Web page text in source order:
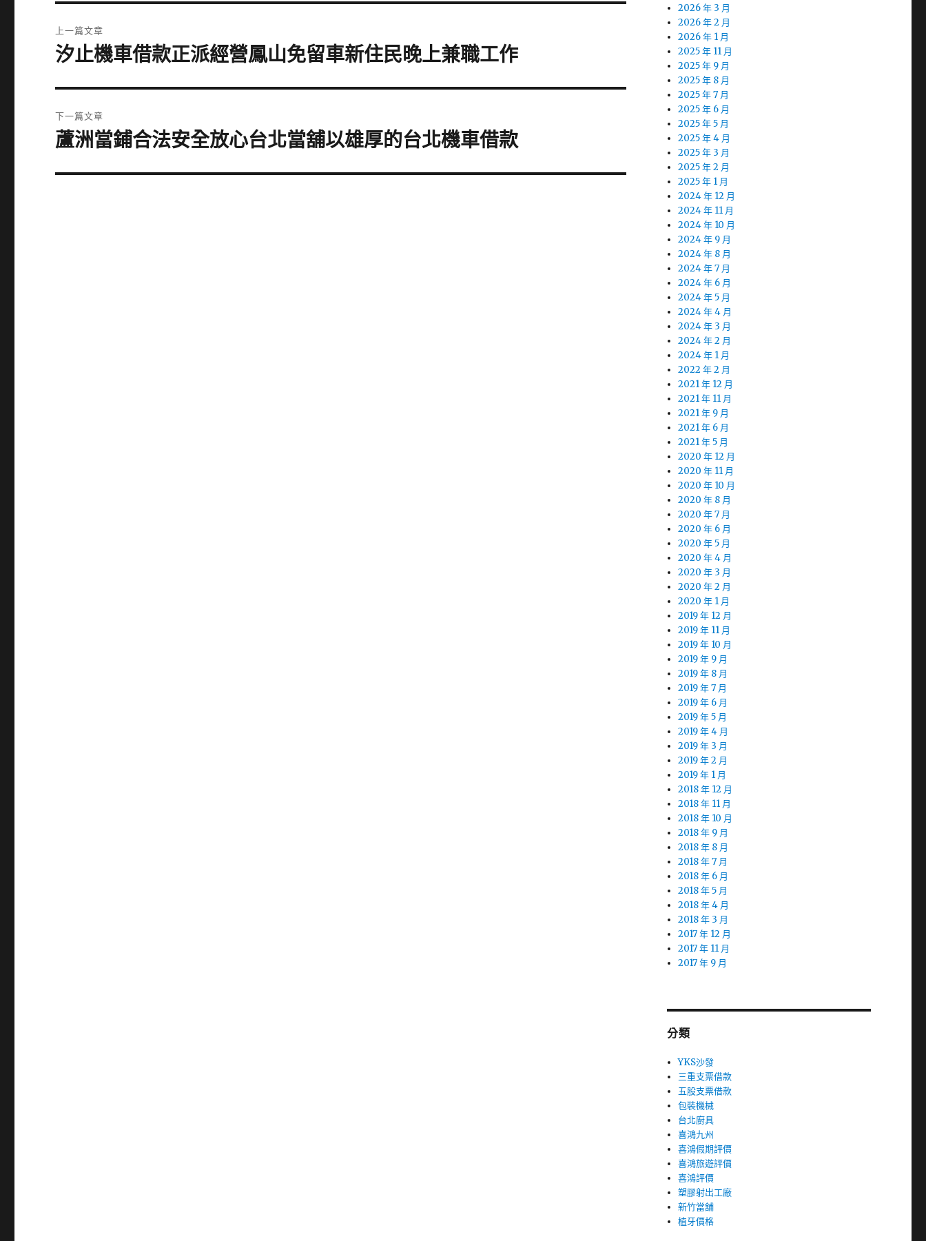
章
上一篇文章
上
篇
文
章:
汐止機車借款正派經營鳳山免留車新住民晚上兼職工作
下一篇文章
下
篇
蘆洲當鋪合法安全放心台北當舖以雄厚的台北機車借款
2026 年 3 月
2026 年 2 月
2026 年 1 月
2025 年 11 月
2025 年 9 月
2025 年 8 月
2025 年 7 月
2025 年 6 月
2025 年 5 月
2025 年 4 月
2025 年 3 月
2025 年 2 月
2025 年 1 月
2024 年 12 月
2024 年 11 月
2024 年 10 月
2024 年 9 月
2024 年 8 月
2024 年 7 月
2024 年 6 月
2024 年 5 月
2024 年 4 月
2024 年 3 月
2024 年 2 月
2024 年 1 月
2022 年 2 月
2021 年 12 月
2021 年 11 月
2021 年 9 月
2021 年 6 月
2021 年 5 月
2020 年 12 月
2020 年 11 月
2020 年 10 月
2020 年 8 月
2020 年 7 月
2020 年 6 月
2020 年 5 月
2020 年 4 月
2020 年 3 月
2020 年 2 月
2020 年 1 月
2019 年 12 月
2019 年 11 月
2019 年 10 月
2019 年 9 月
2019 年 8 月
2019 年 7 月
2019 年 6 月
2019 年 5 月
2019 年 4 月
2019 年 3 月
2019 年 2 月
2019 年 1 月
2018 年 12 月
2018 年 11 月
2018 年 10 月
2018 年 9 月
2018 年 8 月
2018 年 7 月
2018 年 6 月
2018 年 5 月
2018 年 4 月
2018 年 3 月
2017 年 12 月
2017 年 11 月
2017 年 9 月
分類
YKS沙發
三重支票借款
五股支票借款
包裝機械
台北廚具
喜鴻九州
喜鴻假期評價
喜鴻旅遊評價
喜鴻評價
塑膠射出工廠
新竹當舖
植牙價格